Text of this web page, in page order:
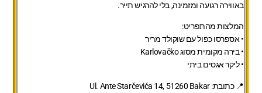
באווירה רגועה ומזמינה, בלי להרגיש תייר.
המלצות מהתפריט:
• אספרסו כפול עם שוקולד מריר
• בירה מקומית מסוג Karlovačko
• ליקר אגסים ביתי
📍 כתובת:Ul. Ante Starčevića 14, 51260 Bakar